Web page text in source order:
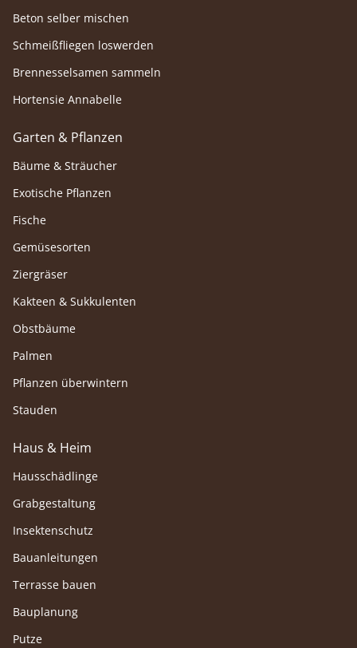
Beton selber mischen
Schmeißfliegen loswerden
Brennesselsamen sammeln
Hortensie Annabelle
Garten & Pflanzen
Bäume & Sträucher
Exotische Pflanzen
Fische
Gemüsesorten
Ziergräser
Kakteen & Sukkulenten
Obstbäume
Palmen
Pflanzen überwintern
Stauden
Haus & Heim
Hausschädlinge
Grabgestaltung
Insektenschutz
Bauanleitungen
Terrasse bauen
Bauplanung
Putze